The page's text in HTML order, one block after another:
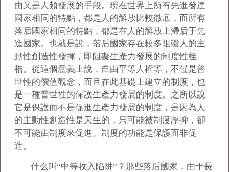
由又是人類發展的手段。現在世界上所有先進發達
國家相同的特點，都是人的解放比較徹底，而所有
落后國家相同的特點，都是在人的解放上滯后于先
進國家。也就是說，落后國家存在較多阻礙人的主
動性創造性發揮，即阻礙生產力發展的制度性桎
梏。從這個意義上說，自由平等人權等，不僅是普
世性的價值觀念，而且在此基礎上建立的制度，也
是一種普世性的保護生產力發展的制度。之所以說
它是保護而不是促進生產力發展的制度，是因為人
的主動性創造性是天生的，只可能被制度壓抑，卻
不可能由制度來促進。制度的功能是保護而非促
進。
什么叫“中等收入陷阱”？那些落后國家，由于長